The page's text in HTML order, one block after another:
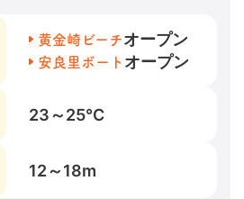
黄金崎ビーチオープン
安良里ボート オープン
23～25℃
12～18m